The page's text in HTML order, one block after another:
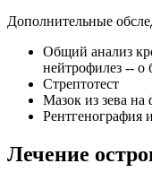
Дополнительные
Общий анализ
нейтрофилез -- о
Стрептотест
Мазок из зева на
Рентгенография
Лечение